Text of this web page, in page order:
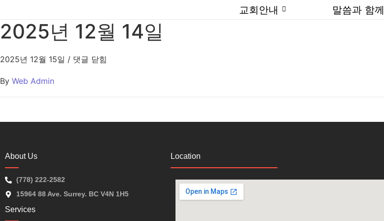
교회안내 말씀과 함께
2025년 12월 14일
2025년 12월 15일 / 댓글 닫힘
By Web Admin
About Us
(778) 222-2582
15964 88 Ave. Surrey. BC V4N 1H5
Services
Location